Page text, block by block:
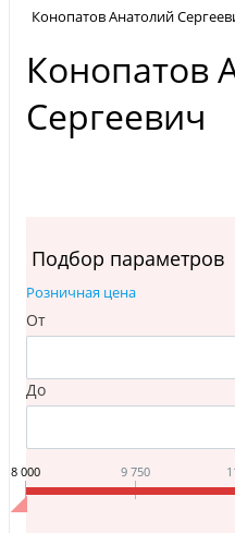
Конопатов Анатолий
Конопатов
Сергеевич
Подбор параметров
Розничная цена
От
До
8 000 9 750